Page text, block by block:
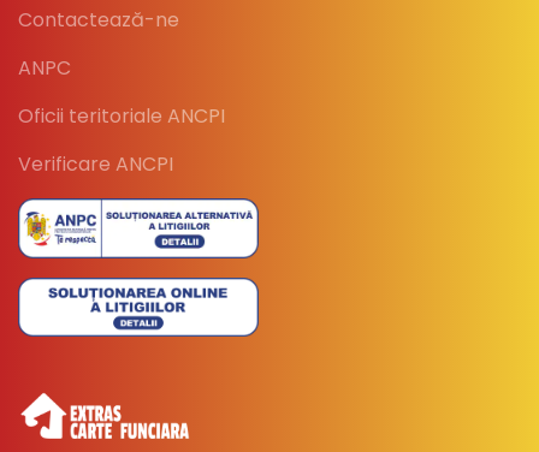
Contactează-ne
ANPC
Oficii teritoriale ANCPI
Verificare ANCPI